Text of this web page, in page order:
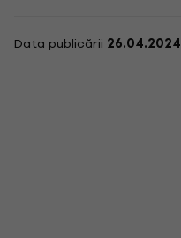
Data publicării 26.04.2024